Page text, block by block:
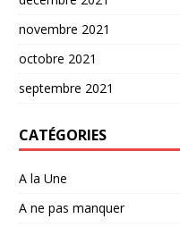
novembre 2021
octobre 2021
septembre 2021
CATÉGORIES
A la Une
A ne pas manquer